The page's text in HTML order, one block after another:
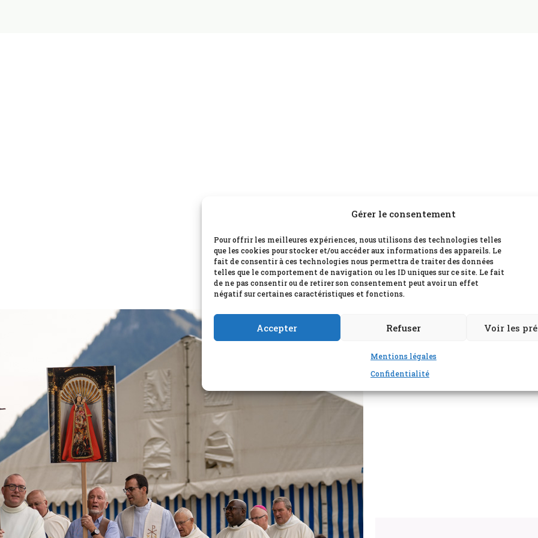
Gérer le consentement
Pour offrir les meilleures expériences, nous utilisons des technologies telles
que les cookies pour stocker et/ou accéder aux informations des appareils. Le
fait de consentir à ces technologies nous permettra de traiter des données
telles que le comportement de navigation ou les ID uniques sur ce site. Le fait
de ne pas consentir ou de retirer son consentement peut avoir un effet
négatif sur certaines caractéristiques et fonctions.
Accepter Refuser Voir les
Mentions légales
Confidentialité